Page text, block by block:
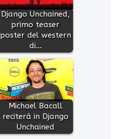
Django Unchained,
primo teaser
poster del western
di…
Michael Bacall
reciterà in Django
Unchained